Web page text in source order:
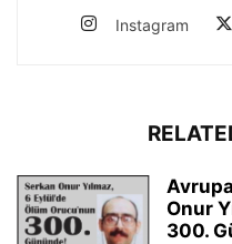
Instagram
Onur
300.